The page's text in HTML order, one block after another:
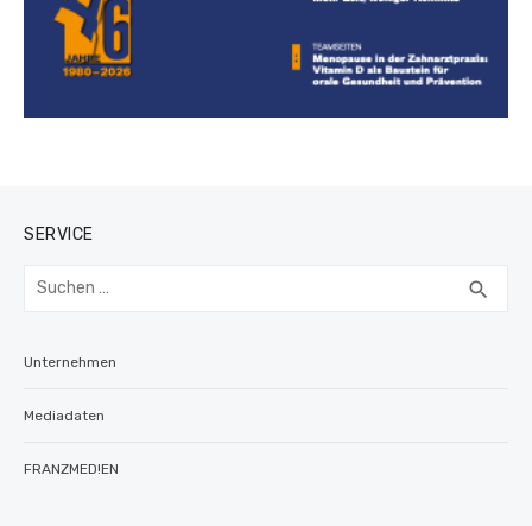
SERVICE
Suchen
search
Unternehmen
Mediadaten
FRANZMED!EN